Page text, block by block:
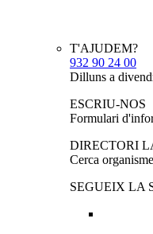
T'AJUDEM?
932 90 24 00
Dilluns a
ESCRIU-NOS
Formulari
DIRECTORI
Cerca
SEGUEIX LA